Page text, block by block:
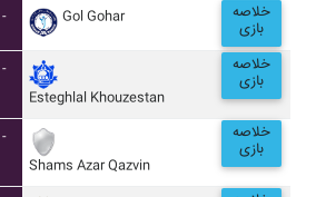
- Gol Gohar خلاصه
بازی
-
Esteghlal Khouzestan
خلاصه
بازی
-
Shams Azar Qazvin
خلاصه
بازی